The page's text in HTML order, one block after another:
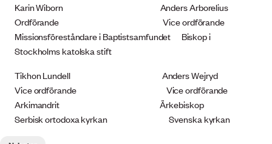
Karin Wiborn Anders Arborelius
Ordförande Vice ordförande
Missionsföreståndare i Baptistsamfundet Biskop i
Stockholms katolska stift
Tikhon Lundell Anders Wejryd
Vice ordförande Vice ordförande
Arkimandrit Ärkebiskop
Serbisk ortodoxa kyrkan Svenska kyrkan